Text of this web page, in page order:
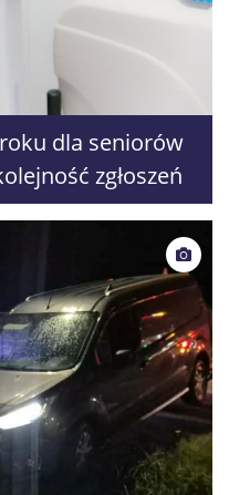
dla seniorów
zgłoszeń